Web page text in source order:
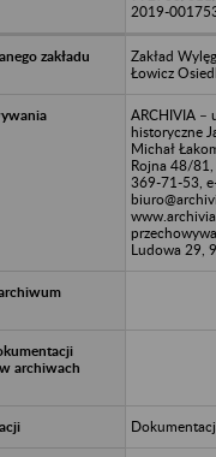
2019-
Zakład
Łowicz
ARCHIVIA –
historyczne
Michał
Rojna 48/
369-71-53,
Ludowa 29,